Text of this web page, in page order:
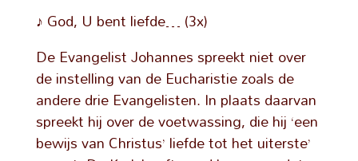
♪ God, U bent liefde… (3x)
De Evangelist Johannes spreekt niet over
de instelling van de Eucharistie zoals de
andere drie Evangelisten. In plaats daarvan
spreekt hij over de voetwassing, die hij ‘een
bewijs van Christus’ liefde tot het uiterste’